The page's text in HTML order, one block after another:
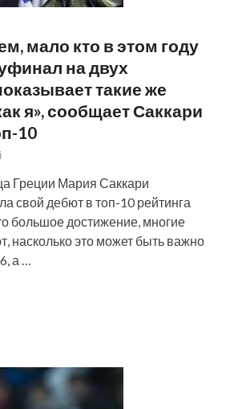
мало кто в этом году
на двух
такие же
я», сообщает Саккари
10
Греции Мария Саккари
свой дебют в топ-10 рейтинга
большое достижение, многие
насколько это может быть важно
а …